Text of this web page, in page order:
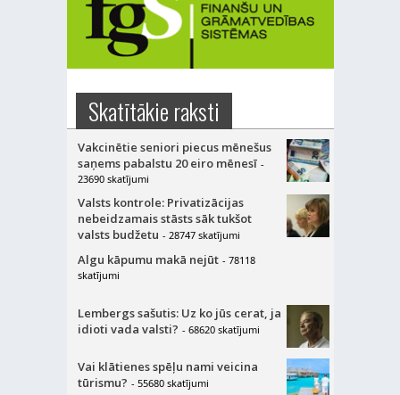
Skatītākie raksti
Vakcinētie seniori piecus mēnešus
saņems pabalstu 20 eiro mēnesī -
23690 skatījumi
Valsts kontrole: Privatizācijas
nebeidzamais stāsts sāk tukšot
valsts budžetu - 28747 skatījumi
Algu kāpumu makā nejūt - 78118
skatījumi
Lembergs sašutis: Uz ko jūs cerat, ja
idioti vada valsti? - 68620 skatījumi
Vai klātienes spēļu nami veicina
tūrismu? - 55680 skatījumi